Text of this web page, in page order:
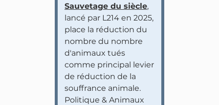
Sauvetage du siècle,
lancé par L214 en 2025,
place la réduction du
nombre du nombre
d'animaux tués
comme principal levier
de réduction de la
souffrance animale.
Politique & Animaux